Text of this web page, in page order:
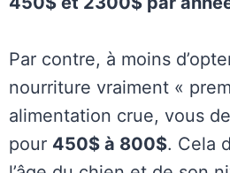
Par contre, à moins
nourriture vraiment «
alimentation crue, vous
pour 450$ à 800$. Cela